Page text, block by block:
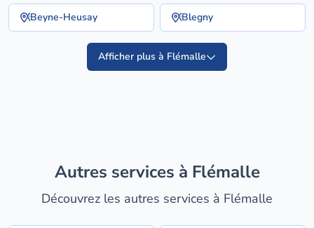
Beyne-Heusay Blegny
Afficher plus à Flémalle
Autres services à Flémalle
Découvrez les autres services à Flémalle